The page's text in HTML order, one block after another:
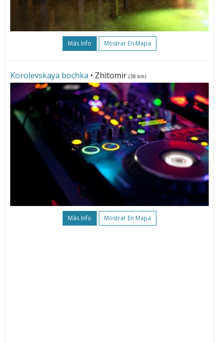
Más Info Mostrar En Mapa
Korolevskaya bochka • Zhitomir (38 km)
Más Info Mostrar En Mapa